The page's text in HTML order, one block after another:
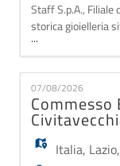
CV
Lingua
EN
FR
Staff S.p.A., Filiale
storica gioielleria
Addetto/a alle
Accoglienza e
Presentazione
alla vendita; •
durante tutte le
...
07/08/2026
Italia, Lazio,